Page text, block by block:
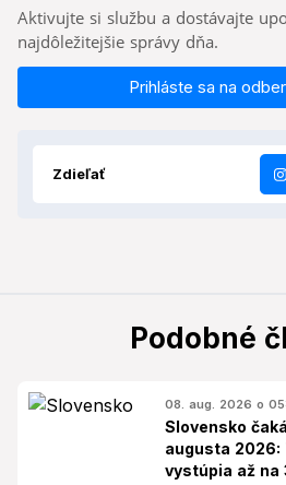
Aktivujte si službu a dostávajte
najdôležitejšie správy dňa.
Prihláste sa na
Zdieľať
Podobné
08. aug. 2026 o
Slovensko
augusta 2026:
vystúpia až na